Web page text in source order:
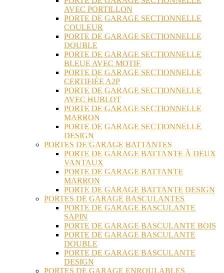
AVEC PORTILLON
PORTE DE GARAGE SECTIONNELLE
COULEUR
PORTE DE GARAGE SECTIONNELLE
DOUBLE
PORTE DE GARAGE SECTIONNELLE
BLEUE AVEC MOTIF
PORTE DE GARAGE SECTIONNELLE
CERTIFIÉE A2P
PORTE DE GARAGE SECTIONNELLE
AVEC HUBLOT
PORTE DE GARAGE SECTIONNELLE
MARRON
PORTE DE GARAGE SECTIONNELLE
DESIGN
PORTES DE GARAGE BATTANTES
PORTE DE GARAGE BATTANTE À DEUX
VANTAUX
PORTE DE GARAGE BATTANTE
MARRON
PORTE DE GARAGE BATTANTE DESIGN
PORTES DE GARAGE BASCULANTES
PORTE DE GARAGE BASCULANTE
SAPIN
PORTE DE GARAGE BASCULANTE BOIS
PORTE DE GARAGE BASCULANTE
DOUBLE
PORTE DE GARAGE BASCULANTE
DESIGN
PORTES DE GARAGE ENROULABLES